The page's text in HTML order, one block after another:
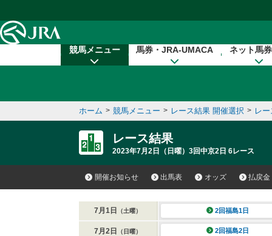
競馬メニュー 馬券・JRA-UMACA ネット馬
ホーム > 競馬メニュー > レース結果 開催選択 > レ
レース結果
2023年7月2日（日曜）3回中京2日 6レース
開催お知らせ 出馬表 オッズ 払戻金
7月1日 （土曜） 2回福島1日
7月2日 （日曜） 2回福島2日